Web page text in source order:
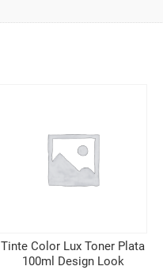
Tinte Color Lux Toner Plata
100ml Design Look